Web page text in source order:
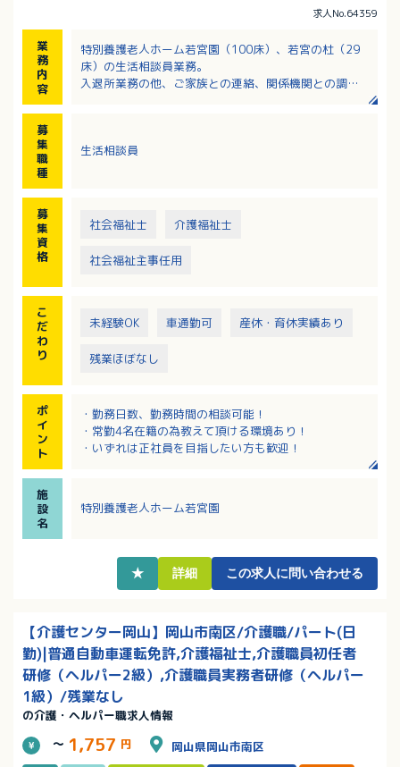
求人No.64359
業
務
内
容
特別養護老人ホーム若宮園（100床）、若宮の杜（29
床）の生活相談員業務。
入退所業務の他、ご家族との連絡、関係機関との調整
募
集
職
種
生活相談員
募
集
資
格
社会福祉士 介護福祉士
社会福祉主事任用
こ
だ
わ
り
未経験OK 車通勤可 産休・育休実績あり
残業ほぼなし
ポ
イ
ン
ト
・勤務日数、勤務時間の相談可能！
・常勤4名在籍の為教えて頂ける環境あり！
・いずれは正社員を目指したい方も歓迎！
施
設
名
特別養護老人ホーム若宮園
★ 詳細 この求人に問い合わせる
【介護センター岡山】岡山市南区/介護職/パート(日
勤)|普通自動車運転免許,介護福祉士,介護職員初任者
研修（ヘルパー2級）,介護職員実務者研修（ヘルパー
1級）/残業なし
の介護・ヘルパー職求人情報
～ 1,757 円 岡山県岡山市南区